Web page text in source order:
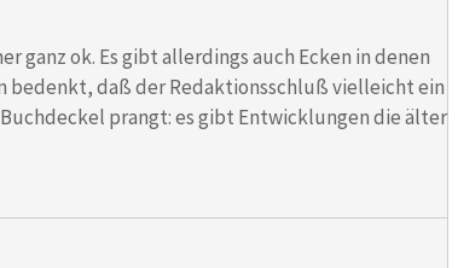
ganz ok. Es gibt allerdings auch Ecken in denen
bedenkt, daß der Redaktionsschluß vielleicht ein
prangt: es gibt Entwicklungen die älter